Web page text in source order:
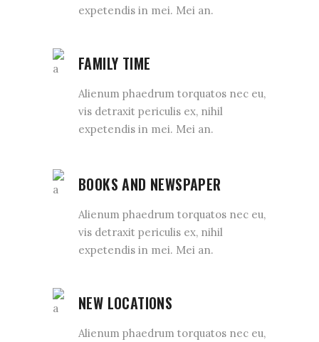
expetendis in mei. Mei an.
FAMILY TIME
Alienum phaedrum torquatos nec eu,
vis detraxit periculis ex, nihil
expetendis in mei. Mei an.
BOOKS AND NEWSPAPER
Alienum phaedrum torquatos nec eu,
vis detraxit periculis ex, nihil
expetendis in mei. Mei an.
NEW LOCATIONS
Alienum phaedrum torquatos nec eu,